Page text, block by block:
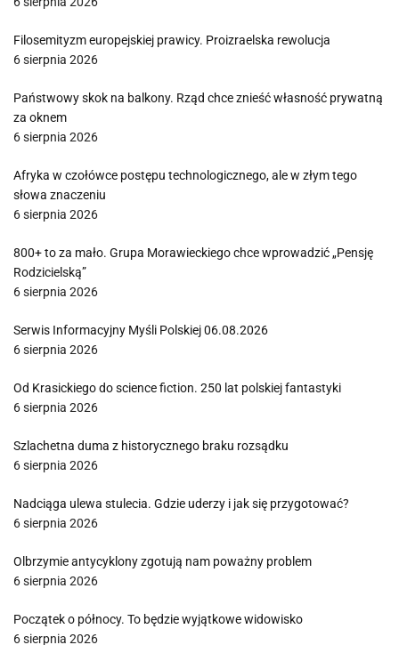
Filosemityzm europejskiej prawicy. Proizraelska rewolucja
6 sierpnia 2026
Państwowy skok na balkony. Rząd chce znieść własność prywatną
za oknem
6 sierpnia 2026
Afryka w czołówce postępu technologicznego, ale w złym tego
słowa znaczeniu
6 sierpnia 2026
800+ to za mało. Grupa Morawieckiego chce wprowadzić „Pensję
Rodzicielską”
6 sierpnia 2026
Serwis Informacyjny Myśli Polskiej 06.08.2026
6 sierpnia 2026
Od Krasickiego do science fiction. 250 lat polskiej fantastyki
6 sierpnia 2026
Szlachetna duma z historycznego braku rozsądku
6 sierpnia 2026
Nadciąga ulewa stulecia. Gdzie uderzy i jak się przygotować?
6 sierpnia 2026
Olbrzymie antycyklony zgotują nam poważny problem
6 sierpnia 2026
Początek o północy. To będzie wyjątkowe widowisko
6 sierpnia 2026